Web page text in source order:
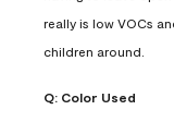
really is low VOCs
children around.
Q: Color Used